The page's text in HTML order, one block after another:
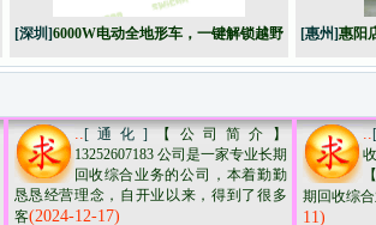
[深圳]6000W电动全地形车，一键解锁越野
新高度！
[惠州]惠阳
..[通化] 【公司简介】
13252607183 公司是一家专业长期
回收综合业务的公​‌‌司，本着勤勤
恳恳经营理念，自开业以来，得到了很多
客(2024-12-17)
..
期回收综
11)